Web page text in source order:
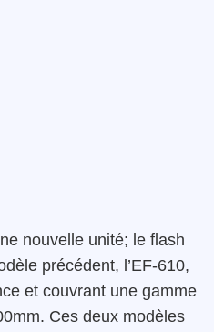
nouvelle unité; le flash
précédent, l’EF-610,
et couvrant une gamme
Ces deux modèles